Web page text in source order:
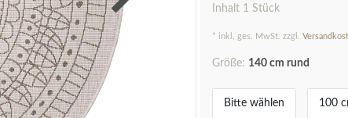
Inhalt 1 Stück
* inkl. ges. MwSt. zzgl.
Größe: 140 cm rund
Bitte wählen 100